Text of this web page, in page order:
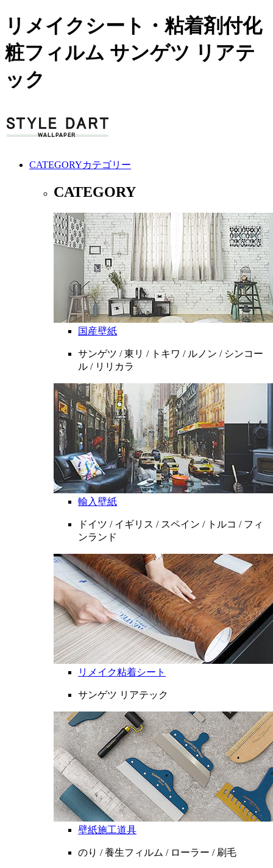
リメイクシート・粘着剤付化
粧フィルム サンゲツ リアテ
ック
CATEGORYカテゴリー
CATEGORY
国産壁紙
サンゲツ / 東リ / トキワ / ルノン / シンコー
ル / リリカラ
輸入壁紙
ドイツ / イギリス / スペイン / トルコ / フィ
ンランド
リメイク粘着シート
サンゲツ リアテック
壁紙施工道具
のり / 養生フィルム / ローラー / 刷毛